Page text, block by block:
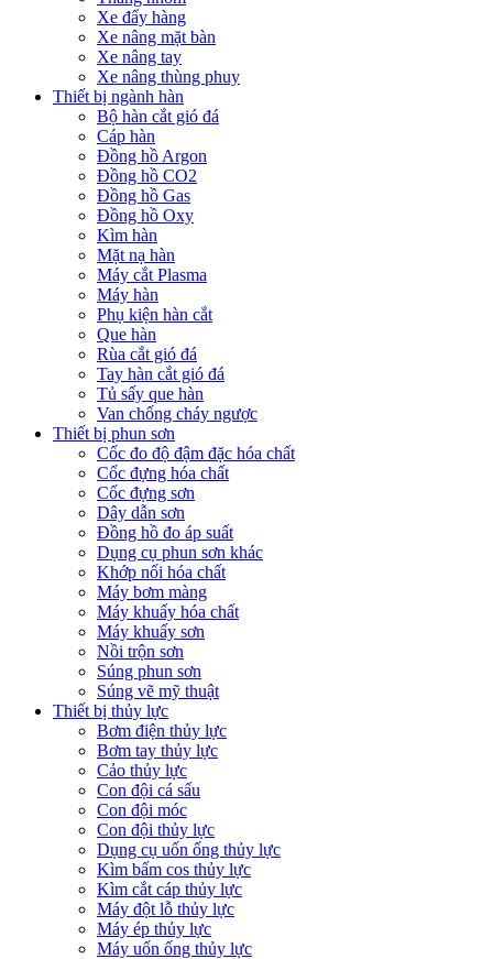
Xe đẩy hàng
Xe nâng mặt bàn
Xe nâng tay
Xe nâng thùng phuy
Thiết bị ngành hàn
Bộ hàn cắt gió đá
Cáp hàn
Đồng hồ Argon
Đồng hồ CO2
Đồng hồ Gas
Đồng hồ Oxy
Kìm hàn
Mặt nạ hàn
Máy cắt Plasma
Máy hàn
Phụ kiện hàn cắt
Que hàn
Rùa cắt gió đá
Tay hàn cắt gió đá
Tủ sấy que hàn
Van chống cháy ngược
Thiết bị phun sơn
Cốc đo độ đậm đặc hóa chất
Cốc đựng hóa chất
Cốc đựng sơn
Dây dẫn sơn
Đồng hồ đo áp suất
Dụng cụ phun sơn khác
Khớp nối hóa chất
Máy bơm màng
Máy khuấy hóa chất
Máy khuấy sơn
Nồi trộn sơn
Súng phun sơn
Súng vẽ mỹ thuật
Thiết bị thủy lực
Bơm điện thủy lực
Bơm tay thủy lực
Cảo thủy lực
Con đội cá sấu
Con đội móc
Con đội thủy lực
Dụng cụ uốn ống thủy lực
Kìm bấm cos thủy lực
Kìm cắt cáp thủy lực
Máy đột lỗ thủy lực
Máy ép thủy lực
Máy uốn ống thủy lực